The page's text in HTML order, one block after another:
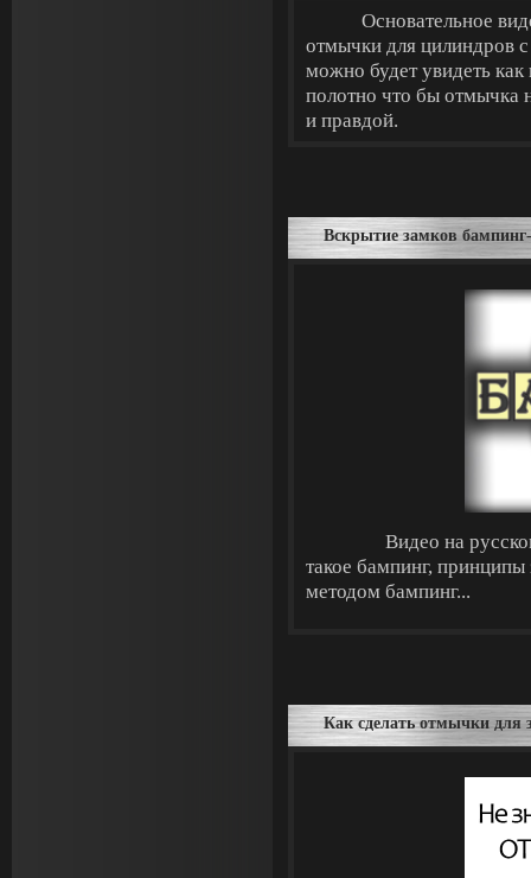
Основательное
отмычки для цилиндров
можно будет увидеть
полотно что бы отмычка
и правдой.
Вскрытие замков
Видео на
такое бампинг,
методом бампинг...
Как сделать отмычки для